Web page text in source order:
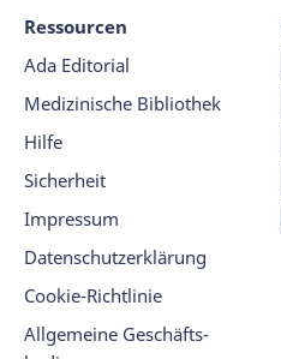
Ressourcen
Ada Editorial
Medizinische Bibliothek
Hilfe
Sicherheit
Impressum
Datenschutz­er­klärung
Cookie-Richtlinie
Allgemeine Geschäfts­